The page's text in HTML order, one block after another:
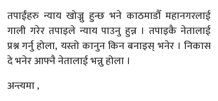
तपाईंहरु न्याय खोज्नु हुन्छ भने काठमाडौँ महानगरलाई
गाली गरेर तपाइले न्याय पाउनु हुन्न । तपाइकै नेतालाई
प्रश्न गर्नु होला, यस्तो कानुन किन बनाइस् भनेर । निकास
दे भनेर आफ्नै नेतालाई भन्नु होला ।
अन्त्यमा ,